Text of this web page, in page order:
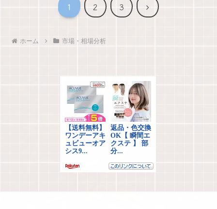
1 2 3
次
ホーム 市場・相場分析